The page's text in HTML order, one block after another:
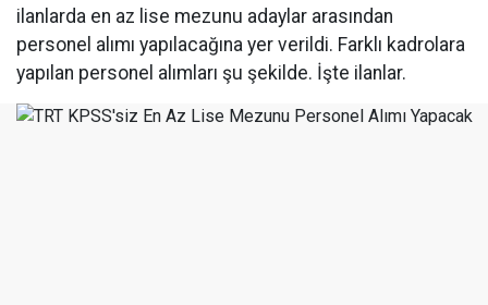
ilanlarda en az lise mezunu adaylar arasından
personel alımı yapılacağına yer verildi. Farklı kadrolara
yapılan personel alımları şu şekilde. İşte ilanlar.